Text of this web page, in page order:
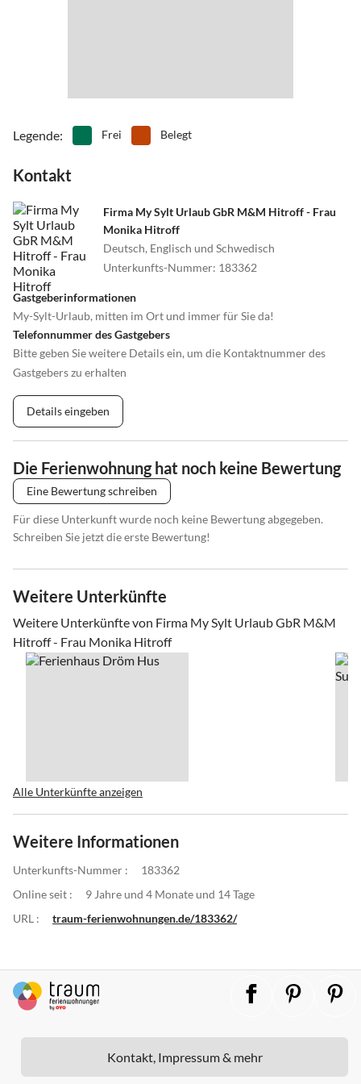
Legende: Frei Belegt
Kontakt
Firma My Sylt Urlaub GbR M&M Hitroff - Frau
Monika Hitroff
Deutsch, Englisch und Schwedisch
Unterkunfts-Nummer: 183362
Gastgeberinformationen
My-Sylt-Urlaub, mitten im Ort und immer für Sie da!
Telefonnummer des Gastgebers
Bitte geben Sie weitere Details ein, um die Kontaktnummer des
Gastgebers zu erhalten
Details eingeben
Die Ferienwohnung hat noch keine Bewertung
Eine Bewertung schreiben
Für diese Unterkunft wurde noch keine Bewertung abgegeben.
Schreiben Sie jetzt die erste Bewertung!
Weitere Unterkünfte
Weitere Unterkünfte von Firma My Sylt Urlaub GbR M&M
Hitroff - Frau Monika Hitroff
Alle Unterkünfte anzeigen
Weitere Informationen
Unterkunfts-Nummer :
183362
Online seit :
9 Jahre und 4 Monate und 14 Tage
URL :
traum-ferienwohnungen.de/183362/
Kontakt, Impressum & mehr